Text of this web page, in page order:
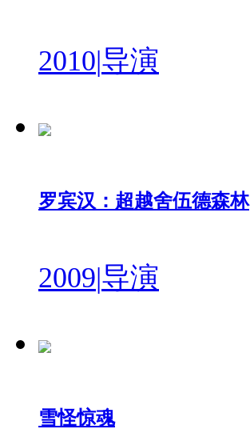
2010|导演
罗宾汉：超越舍伍德森林
2009|导演
雪怪惊魂